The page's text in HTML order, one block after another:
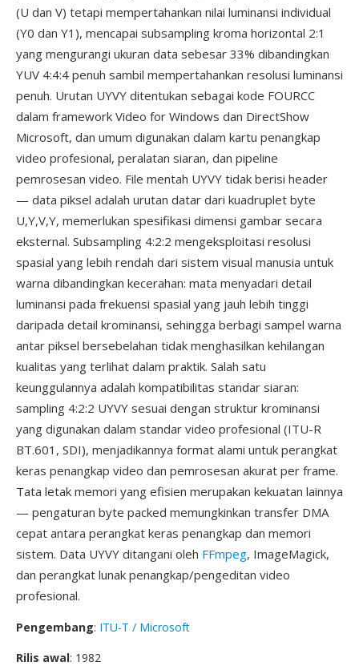
(U dan V) tetapi mempertahankan nilai luminansi individual
(Y0 dan Y1), mencapai subsampling kroma horizontal 2:1
yang mengurangi ukuran data sebesar 33% dibandingkan
YUV 4:4:4 penuh sambil mempertahankan resolusi luminansi
penuh. Urutan UYVY ditentukan sebagai kode FOURCC
dalam framework Video for Windows dan DirectShow
Microsoft, dan umum digunakan dalam kartu penangkap
video profesional, peralatan siaran, dan pipeline
pemrosesan video. File mentah UYVY tidak berisi header
— data piksel adalah urutan datar dari kuadruplet byte
U,Y,V,Y, memerlukan spesifikasi dimensi gambar secara
eksternal. Subsampling 4:2:2 mengeksploitasi resolusi
spasial yang lebih rendah dari sistem visual manusia untuk
warna dibandingkan kecerahan: mata menyadari detail
luminansi pada frekuensi spasial yang jauh lebih tinggi
daripada detail krominansi, sehingga berbagi sampel warna
antar piksel bersebelahan tidak menghasilkan kehilangan
kualitas yang terlihat dalam praktik. Salah satu
keunggulannya adalah kompatibilitas standar siaran:
sampling 4:2:2 UYVY sesuai dengan struktur krominansi
yang digunakan dalam standar video profesional (ITU-R
BT.601, SDI), menjadikannya format alami untuk perangkat
keras penangkap video dan pemrosesan akurat per frame.
Tata letak memori yang efisien merupakan kekuatan lainnya
— pengaturan byte packed memungkinkan transfer DMA
cepat antara perangkat keras penangkap dan memori
sistem. Data UYVY ditangani oleh FFmpeg, ImageMagick,
dan perangkat lunak penangkap/pengeditan video
profesional.
Pengembang: ITU-T / Microsoft
Rilis awal: 1982